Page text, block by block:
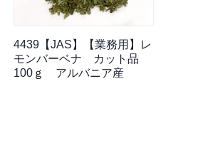
4439【JAS】【業務用】レ
モンバーベナ カット品
100ｇ アルバニア産